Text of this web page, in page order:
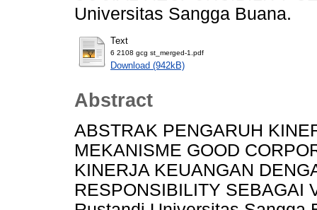
Universitas Sangga Buana.
Text
6 2108 gcg st_merged-1.pdf
Download (942kB)
Abstract
ABSTRAK PENGARUH
MEKANISME GOOD
KINERJA KEUANGAN
RESPONSIBILITY SEBAGAI